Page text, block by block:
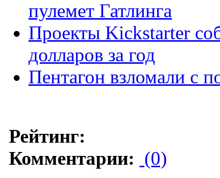
пулемет Гатлинга
Проекты Kickstarter
долларов за год
Пентагон взломали с
Рейтинг:
Комментарии: (0)